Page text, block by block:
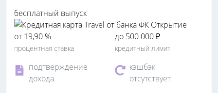
бесплатный выпуск
от 19,90 %
процентная ставка
до 500 000 ₽
кредитный лимит
подтверждение
дохода
кэшбэк
отсутствует